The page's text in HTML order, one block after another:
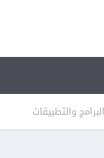
البرامج والتطبيقات